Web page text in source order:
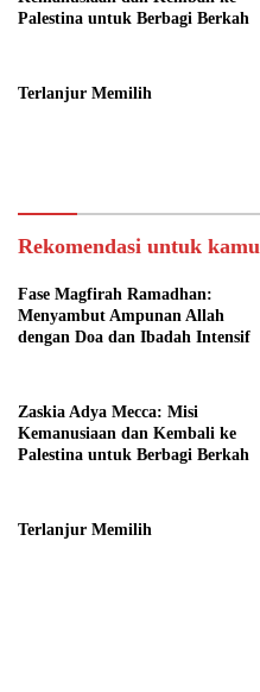
Palestina untuk Berbagi Berkah
Terlanjur Memilih
Rekomendasi untuk kamu
Fase Magfirah Ramadhan:
Menyambut Ampunan Allah
dengan Doa dan Ibadah Intensif
Zaskia Adya Mecca: Misi
Kemanusiaan dan Kembali ke
Palestina untuk Berbagi Berkah
Terlanjur Memilih